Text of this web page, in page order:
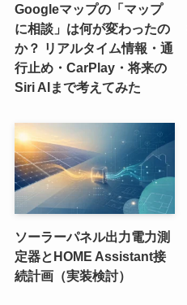
Googleマップの「マップ
に相談」は何が変わったの
か？ リアルタイム情報・通
行止め・CarPlay・将来の
Siri AIまで考えてみた
ソーラーパネル出力電力測
定器とHOME Assistant接
続計画（実装検討）